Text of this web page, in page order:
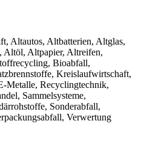
Altautos, Altbatterien, Altglas,
Altpapier, Altreifen,
Bioabfall,
Kreislaufwirtschaft,
Metalle, Recyclingtechnik,
Sammelsysteme,
Sonderabfall,
Verwertung